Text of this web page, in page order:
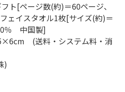
ト[ページ数(約)＝60ページ、
ェイスタオル1枚[サイズ(約)＝
％ 中国製]
(送料・システム料・消
)